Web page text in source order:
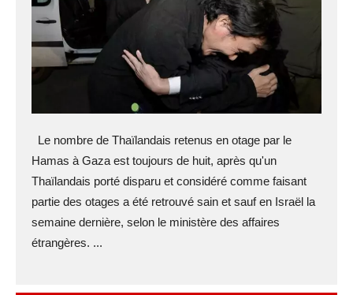
Le nombre de Thaïlandais retenus en otage par le
Hamas à Gaza est toujours de huit, après qu'un
Thaïlandais porté disparu et considéré comme faisant
partie des otages a été retrouvé sain et sauf en Israël la
semaine dernière, selon le ministère des affaires
étrangères. ...